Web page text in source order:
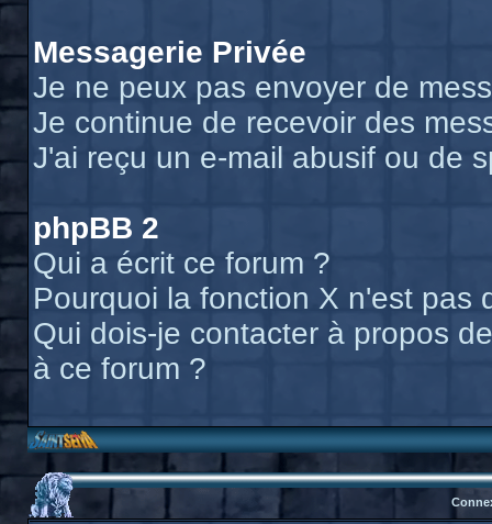
Messagerie Privée
Je ne peux pas envoyer de
Je continue de recevoir des
J'ai reçu un e-mail abusif ou de
phpBB 2
Qui a écrit ce forum ?
Pourquoi la fonction X n'est pas
Qui dois-je contacter à propos
à ce forum ?